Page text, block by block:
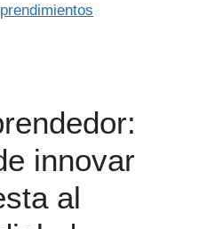
innovar
al